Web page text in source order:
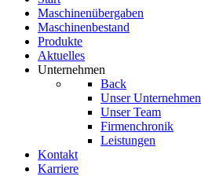
Maschinenübergaben
Maschinenbestand
Produkte
Aktuelles
Unternehmen
Back
Unser Unternehmen
Unser Team
Firmenchronik
Leistungen
Kontakt
Karriere